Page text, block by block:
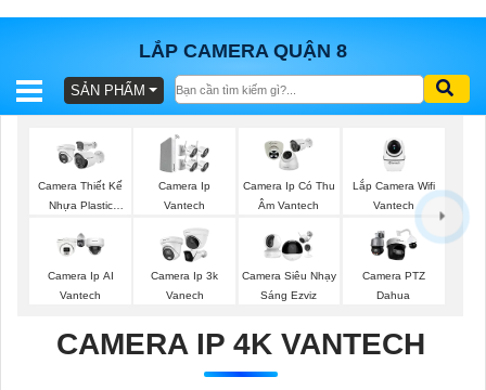
LẮP CAMERA QUẬN 8
BÁO
TRỌN
GÓI
SẢN
SẢN PHẨM
Camera Thiết Kế
Nhựa Plastic
Camera Ip
Vantech
Camera Ip Có Thu
Âm Vantech
Lắp Camera Wifi
Vantech
Camera Ip AI
Vantech
Camera Ip 3k
Vanech
Camera Siêu Nhạy
Sáng Ezviz
Camera PTZ
Dahua
CAMERA IP 4K VANTECH